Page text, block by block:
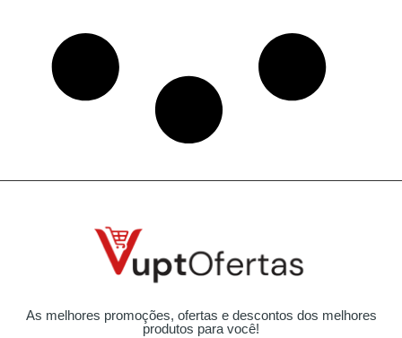
As melhores promoções, ofertas e descontos dos melhores
produtos para você!